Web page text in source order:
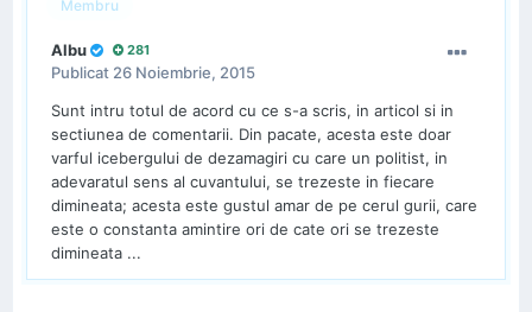
Membru
Albu 281
Publicat 26 Noiembrie, 2015
Sunt intru totul de acord cu ce s-a scris, in articol si in
sectiunea de comentarii. Din pacate, acesta este doar
varful icebergului de dezamagiri cu care un politist, in
adevaratul sens al cuvantului, se trezeste in fiecare
dimineata; acesta este gustul amar de pe cerul gurii, care
este o constanta amintire ori de cate ori se trezeste
dimineata ...